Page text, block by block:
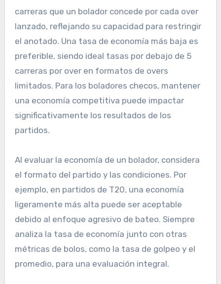
carreras que un bolador concede por cada over
lanzado, reflejando su capacidad para restringir
el anotado. Una tasa de economía más baja es
preferible, siendo ideal tasas por debajo de 5
carreras por over en formatos de overs
limitados. Para los boladores checos, mantener
una economía competitiva puede impactar
significativamente los resultados de los
partidos.
Al evaluar la economía de un bolador, considera
el formato del partido y las condiciones. Por
ejemplo, en partidos de T20, una economía
ligeramente más alta puede ser aceptable
debido al enfoque agresivo de bateo. Siempre
analiza la tasa de economía junto con otras
métricas de bolos, como la tasa de golpeo y el
promedio, para una evaluación integral.